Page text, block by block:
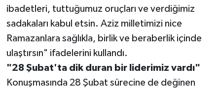
ibadetleri, tuttuğumuz oruçları ve verdiğimiz
sadakaları kabul etsin. Aziz milletimizi nice
Ramazanlara sağlıkla, birlik ve beraberlik içinde
ulaştırsın" ifadelerini kullandı.
"28 Şubat'ta dik duran bir liderimiz vardı"
Konuşmasında 28 Şubat sürecine de değinen